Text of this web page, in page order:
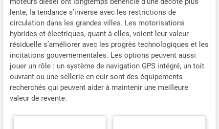
lente, la tendance s’inverse avec les restrictions de
circulation dans les grandes villes. Les motorisations
hybrides et électriques, quant à elles, voient leur valeur
résiduelle s’améliorer avec les progrès technologiques et les
incitations gouvernementales. Les options peuvent aussi
jouer un rôle : un système de navigation GPS intégré, un toit
ouvrant ou une sellerie en cuir sont des équipements
recherchés qui peuvent aider à maintenir une meilleure
valeur de revente.